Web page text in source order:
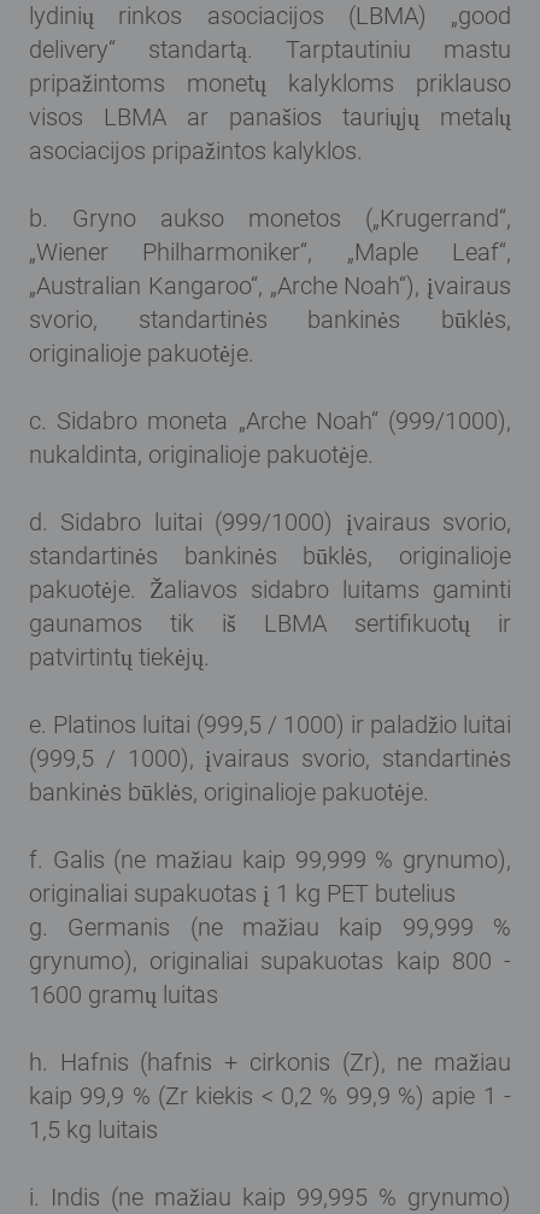
lydinių rinkos asociacijos (LBMA) „good
delivery“ standartą. Tarptautiniu mastu
pripažintoms monetų kalykloms priklauso
visos LBMA ar panašios tauriųjų metalų
asociacijos pripažintos kalyklos.
b. Gryno aukso monetos („Krugerrand“,
„Wiener Philharmoniker“, „Maple Leaf“,
„Australian Kangaroo“, „Arche Noah“), įvairaus
svorio, standartinės bankinės būklės,
originalioje pakuotėje.
c. Sidabro moneta „Arche Noah“ (999/1000),
nukaldinta, originalioje pakuotėje.
d. Sidabro luitai (999/1000) įvairaus svorio,
standartinės bankinės būklės, originalioje
pakuotėje. Žaliavos sidabro luitams gaminti
gaunamos tik iš LBMA sertifikuotų ir
patvirtintų tiekėjų.
e. Platinos luitai (999,5 / 1000) ir paladžio luitai
(999,5 / 1000), įvairaus svorio, standartinės
bankinės būklės, originalioje pakuotėje.
f. Galis (ne mažiau kaip 99,999 % grynumo),
originaliai supakuotas į 1 kg PET butelius
g. Germanis (ne mažiau kaip 99,999 %
grynumo), originaliai supakuotas kaip 800 -
1600 gramų luitas
h. Hafnis (hafnis + cirkonis (Zr), ne mažiau
kaip 99,9 % (Zr kiekis < 0,2 % 99,9 %) apie 1 -
1,5 kg luitais
i. Indis (ne mažiau kaip 99,995 % grynumo)